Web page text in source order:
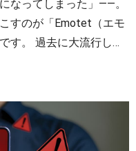
なってしまった」――。
すのが「Emotet（エモ
す。 過去に大流行した
れがちですが、現在も
自社が「加害者」にな
ます。